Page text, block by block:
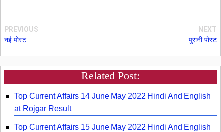
PREVIOUS
नई पोस्ट
NEXT
पुरानी पोस्ट
Related Post:
Top Current Affairs 14 June May 2022 Hindi And English
at Rojgar Result
Top Current Affairs 15 June May 2022 Hindi And English